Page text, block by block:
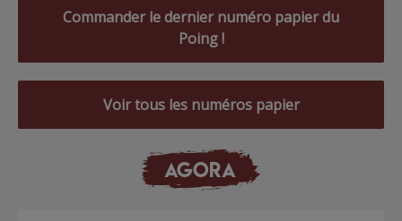
Commander le dernier numéro papier du
Poing !
Voir tous les numéros papier
AGORA